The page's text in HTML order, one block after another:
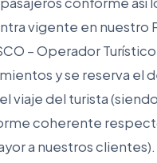
vigente en nuestro
– Operador
y se reserva el
viaje del turista
coherente
a nuestros clientes).